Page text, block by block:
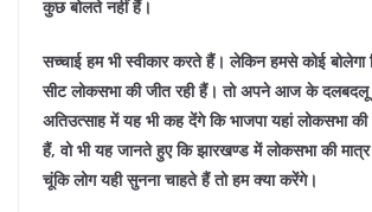
कुछ बोलते नहीं हैं।
सच्चाई हम भी स्वीकार करते हैं। लेकिन हमसे कोई बोलेगा
सीट लोकसभा की जीत रही हैं। तो अपने आज के
अतिउत्साह में यह भी कह देंगे कि भाजपा यहां लोकसभा
हैं, वो भी यह जानते हुए कि झारखण्ड में लोकसभा की
चूंकि लोग यही सुनना चाहते हैं तो हम क्या करेंगे।